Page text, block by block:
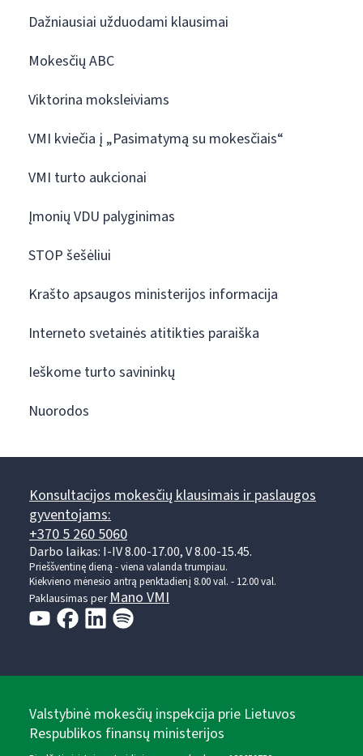
Dažniausiai užduodami klausimai
Mokesčių ABC
Viktorina moksleiviams
VMI kviečia į „Pasimatymą su mokesčiais“
VMI turto aukcionai
Įmonių VDU palyginimas
STOP šešėliui
Krašto apsaugos ministerijos informacija
Interneto svetainės atitikties paraiška
Ieškome turto savininkų
Nuorodos
Konsultacijos mokesčių klausimais ir paslaugos
gyventojams:
+370 5 260 5060
Darbo laikas: I-IV 8.00-17.00, V 8.00-15.45.
Prieššventinę dieną - viena valanda trumpiau.
Kiekvieno mėnesio antrą penktadienį 8.00 val. - 12.00 val.
Paklausimas perMano VMI
Valstybinė mokesčių inspekcija prie Lietuvos
Respublikos finansų ministerijos